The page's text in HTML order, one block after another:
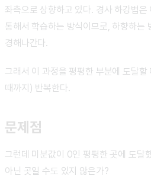
좌측으로 상향하고 있다. 경사 하강법
통해서 학습하는 방식이므로, 하향하는
경해나간다.
그래서 이 과정을 평평한 부분에 도달
때까지) 반복한다.
문제점
그런데 미분값이 0인 평평한 곳에 도달
아닌 곳일 수도 있지 않은가?